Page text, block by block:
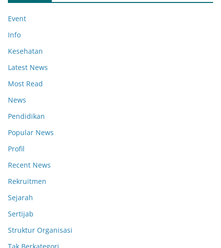
Event
Info
Kesehatan
Latest News
Most Read
News
Pendidikan
Popular News
Profil
Recent News
Rekruitmen
Sejarah
Sertijab
Struktur Organisasi